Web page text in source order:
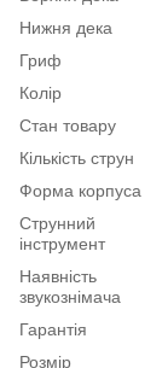
Нижня дека
Гриф
Колір
Стан товару
Кількість струн
Форма корпуса
Струнний
інструмент
Наявність
звукознімача
Гарантія
Розмір